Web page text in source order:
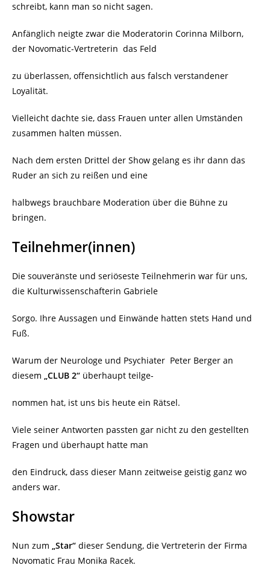
schreibt, kann man so nicht sagen.
Anfänglich neigte zwar die Moderatorin Corinna Milborn,
der Novomatic-Vertreterin das Feld
zu überlassen, offensichtlich aus falsch verstandener
Loyalität.
Vielleicht dachte sie, dass Frauen unter allen Umständen
zusammen halten müssen.
Nach dem ersten Drittel der Show gelang es ihr dann das
Ruder an sich zu reißen und eine
halbwegs brauchbare Moderation über die Bühne zu
bringen.
Teilnehmer(innen)
Die souveränste und seriöseste Teilnehmerin war für uns,
die Kulturwissenschafterin Gabriele
Sorgo. Ihre Aussagen und Einwände hatten stets Hand und
Fuß.
Warum der Neurologe und Psychiater Peter Berger an
diesem „CLUB 2“ überhaupt teilge-
nommen hat, ist uns bis heute ein Rätsel.
Viele seiner Antworten passten gar nicht zu den gestellten
Fragen und überhaupt hatte man
den Eindruck, dass dieser Mann zeitweise geistig ganz wo
anders war.
Showstar
Nun zum „Star“ dieser Sendung, die Vertreterin der Firma
Novomatic Frau Monika Racek.